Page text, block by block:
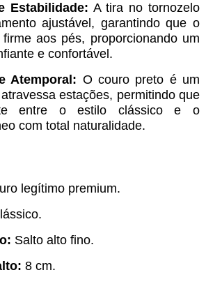
Estabilidade: A tira no tornozelo
ajustável, garantindo que o
aos pés, proporcionando um
e confortável.
Atemporal: O couro preto é um
estações, permitindo que
entre o estilo clássico e o
com total naturalidade.
legítimo premium.
Salto alto fino.
8 cm.